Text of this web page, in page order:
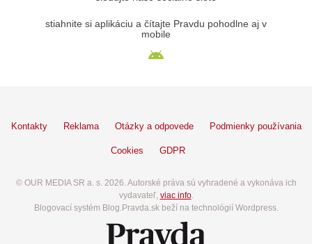
stiahnite si aplikáciu a čítajte Pravdu pohodlne aj v
mobile
Kontakty Reklama Otázky a odpovede Podmienky používania
Cookies GDPR
© OUR MEDIA SR a. s. 2026. Autorské práva sú vyhradené a vykonáva ich
vydavateľ, viac info.
Blogovací systém Blog.Pravda.sk beží na technológií Wordpress.